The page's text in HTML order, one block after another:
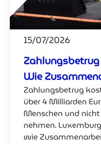
15/07/2026
Wie
Engineering
Zahlungsbetrug
über 4 Milliarden
Menschen und
nehmen.
wie